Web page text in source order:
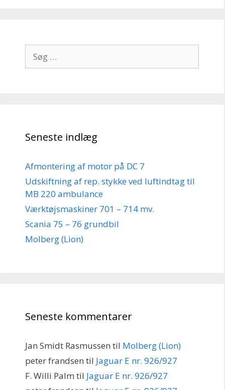
efter:
Seneste indlæg
Afmontering af motor på DC 7
Udskiftning af rep. stykke ved luftindtag til
MB 220 ambulance
Værktøjsmaskiner 701 – 714 mv.
Scania 75 – 76 grundbil
Molberg (Lion)
Seneste kommentarer
Jan Smidt Rasmussen til Molberg (Lion)
peter frandsen til Jaguar E nr. 926/927
F. Willi Palm til Jaguar E nr. 926/927